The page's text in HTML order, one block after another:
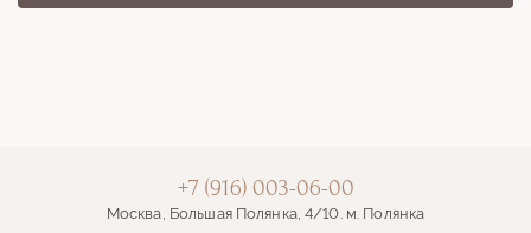
+7 (916) 003-06-00
Москва, Большая Полянка, 4/10. м. Полянка